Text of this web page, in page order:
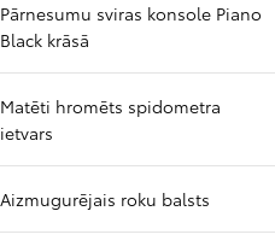
Pārnesumu sviras konsole Piano
Black krāsā
Matēti hromēts spidometra
ietvars
Aizmugurējais roku balsts